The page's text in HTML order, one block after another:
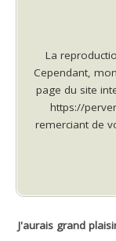
La
Cependant,
page du site
https://
remerciant de
J'aurais grand